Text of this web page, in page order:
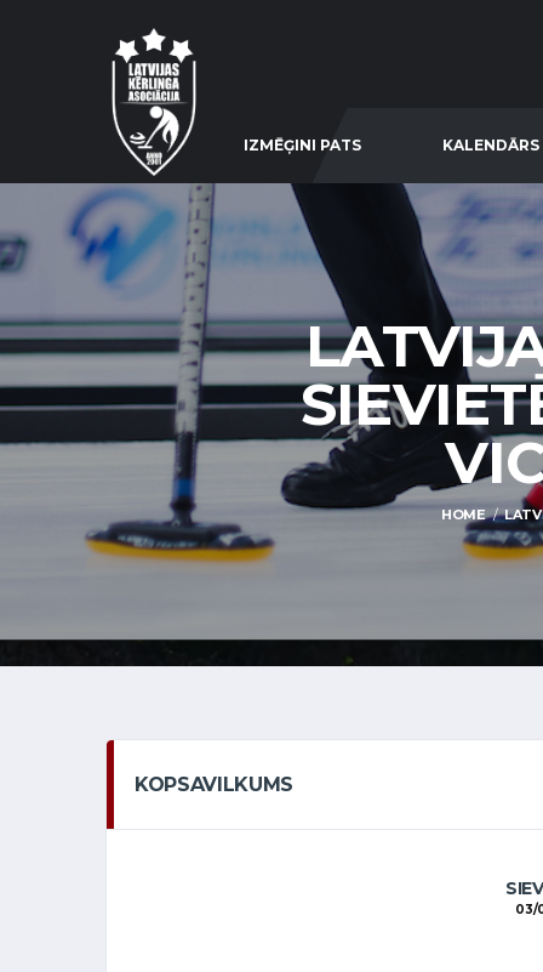
IZMĒĢINI PATS KALENDĀRS
HOME
KOPSAVILKUMS
03/